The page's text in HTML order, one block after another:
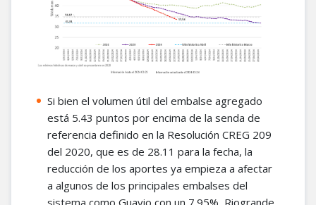
Si bien el volumen útil del embalse agregado
está 5.43 puntos por encima de la senda de
referencia definido en la Resolución CREG 209
del 2020, que es de 28.11 para la fecha, la
reducción de los aportes ya empieza a afectar
a algunos de los principales embalses del
sistema como Guavio con un 7.95%, Riogrande